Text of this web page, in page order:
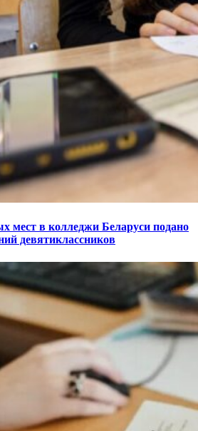
мест в колледжи Беларуси подано
девятиклассников